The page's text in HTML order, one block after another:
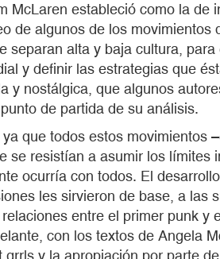
estableció como la
de algunos de los
alta y baja cultura,
y definir las estrategias que
y nostálgica, que algunos
de partida de su análisis.
que todos estos
se resistían a asumir los
ocurría con todos. El
les sirvieron de base, a
entre el primer punk
con los textos de Angela
y la apropiación por parte